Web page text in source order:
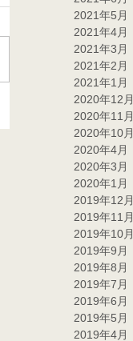
2021年5月
2021年4月
2021年3月
2021年2月
2021年1月
2020年12月
2020年11月
2020年10月
2020年4月
2020年3月
2020年1月
2019年12月
2019年11月
2019年10月
2019年9月
2019年8月
2019年7月
2019年6月
2019年5月
2019年4月